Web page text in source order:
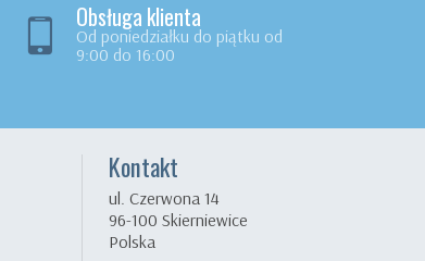
Obsługa klienta
Od poniedziałku do piątku od
9:00 do 16:00
Kontakt
ul. Czerwona 14
96-100 Skierniewice
Polska